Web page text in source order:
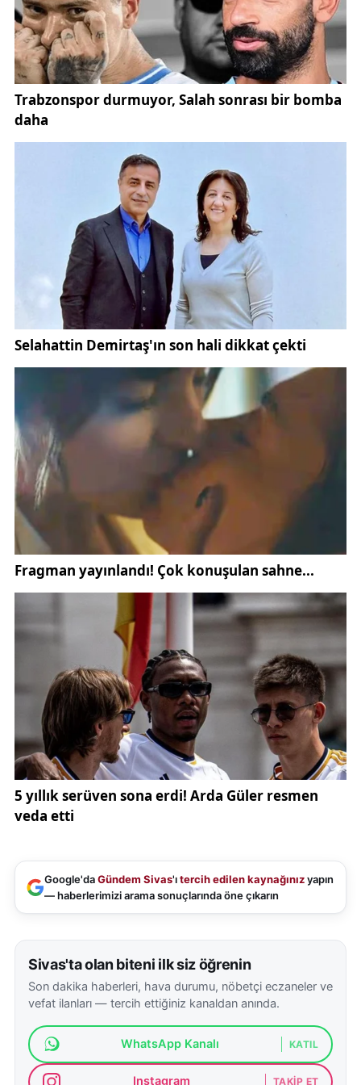
Google'daGündem Sivas'ıtercih edilen kaynağınızyapın
— haberlerimizi arama sonuçlarında öne çıkarın
Sivas'ta olan biteni ilk siz öğrenin
Son dakika haberleri, hava durumu, nöbetçi eczaneler ve
vefat ilanları — tercih ettiğiniz kanaldan anında.
WhatsApp Kanalı KATIL
Instagram TAKIP ET